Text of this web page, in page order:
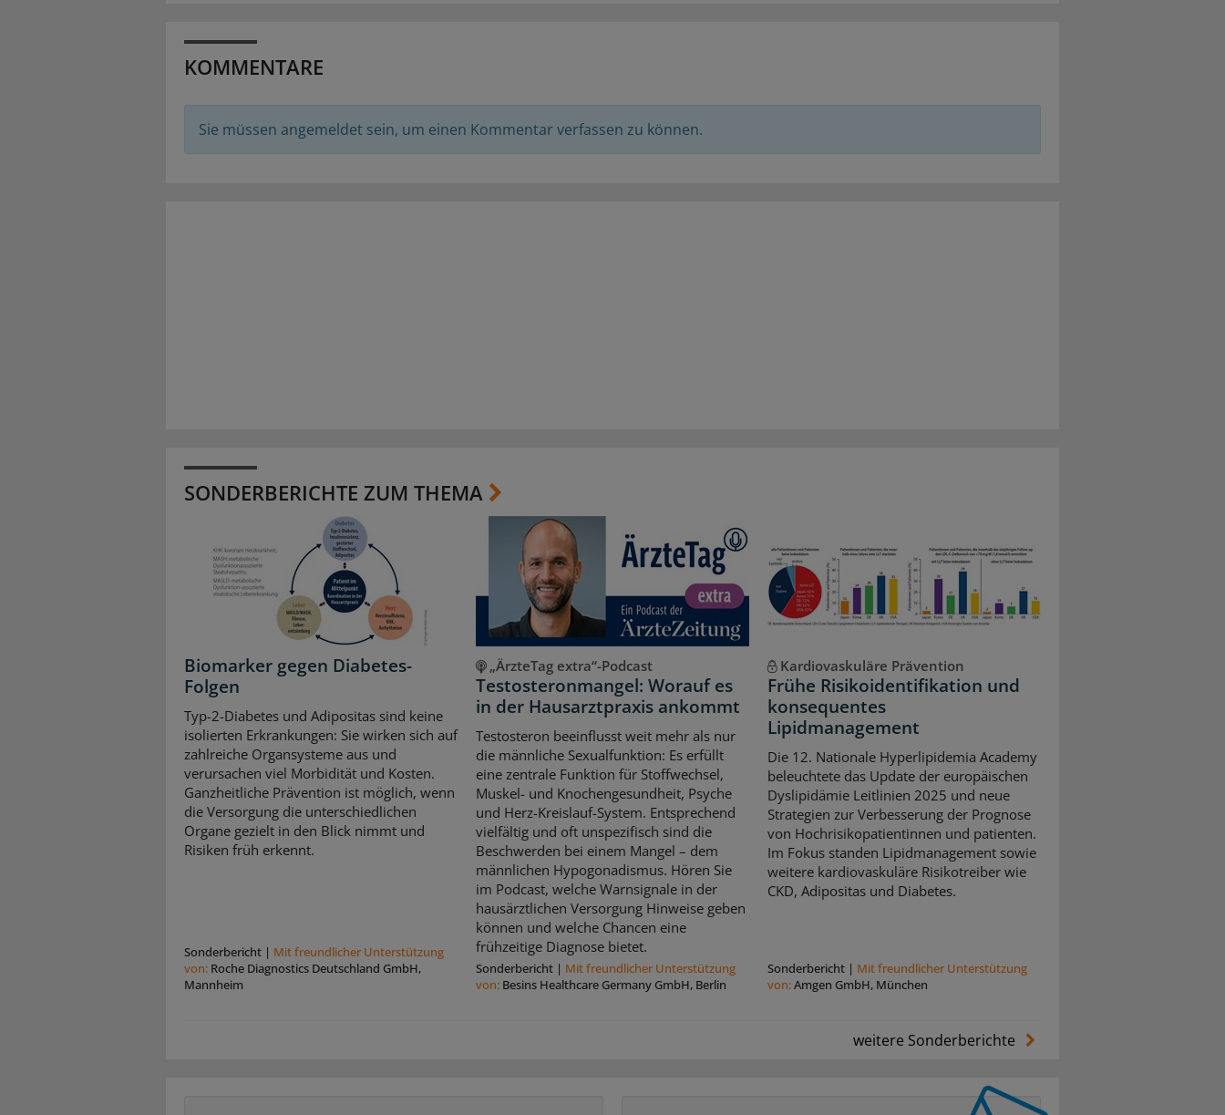
KOMMENTARE
Sie müssen angemeldet sein, um einen Kommentar verfassen zu können.
SONDERBERICHTE ZUM THEMA
Biomarker gegen Diabetes-
Folgen
Typ-2-Diabetes und Adipositas sind keine
isolierten Erkrankungen: Sie wirken sich auf
zahlreiche Organsysteme aus und
verursachen viel Morbidität und Kosten.
Ganzheitliche Prävention ist möglich, wenn
die Versorgung die unterschiedlichen
Organe gezielt in den Blick nimmt und
Risiken früh erkennt.
Sonderbericht | Mit freundlicher Unterstützung
von: Roche Diagnostics Deutschland GmbH,
Mannheim
„ÄrzteTag extra“-Podcast
Testosteronmangel: Worauf es
in der Hausarztpraxis ankommt
Testosteron beeinflusst weit mehr als nur
die männliche Sexualfunktion: Es erfüllt
eine zentrale Funktion für Stoffwechsel,
Muskel- und Knochengesundheit, Psyche
und Herz-Kreislauf-System. Entsprechend
vielfältig und oft unspezifisch sind die
Beschwerden bei einem Mangel – dem
männlichen Hypogonadismus. Hören Sie
im Podcast, welche Warnsignale in der
hausärztlichen Versorgung Hinweise geben
können und welche Chancen eine
frühzeitige Diagnose bietet.
Sonderbericht| Mit freundlicher Unterstützung
von: Besins Healthcare Germany GmbH, Berlin
Kardiovaskuläre Prävention
Frühe Risikoidentifikation und
konsequentes
Lipidmanagement
Die 12. Nationale Hyperlipidemia Academy
beleuchtete das Update der europäischen
Dyslipidämie Leitlinien 2025 und neue
Strategien zur Verbesserung der Prognose
von Hochrisikopatientinnen und patienten.
Im Fokus standen Lipidmanagement sowie
weitere kardiovaskuläre Risikotreiber wie
CKD, Adipositas und Diabetes.
Sonderbericht| Mit freundlicher Unterstützung
von:Amgen GmbH, München
weitere Sonderberichte